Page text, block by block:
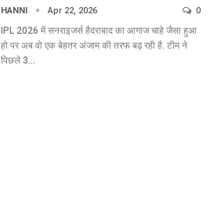
HANNI Apr 22, 2026 0
IPL 2026 में सनराइजर्स हैदराबाद का आगाज चाहे जैसा हुआ
हो पर अब वो एक बेहतर अंजाम की तरफ बढ़ रही है. टीम ने
पिछले 3…